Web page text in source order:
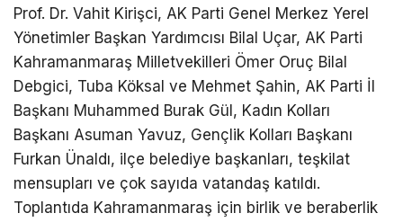
Prof. Dr. Vahit Kirişci, AK Parti Genel Merkez Yerel
Yönetimler Başkan Yardımcısı Bilal Uçar, AK Parti
Kahramanmaraş Milletvekilleri Ömer Oruç Bilal
Debgici, Tuba Köksal ve Mehmet Şahin, AK Parti İl
Başkanı Muhammed Burak Gül, Kadın Kolları
Başkanı Asuman Yavuz, Gençlik Kolları Başkanı
Furkan Ünaldı, ilçe belediye başkanları, teşkilat
mensupları ve çok sayıda vatandaş katıldı.
Toplantıda Kahramanmaraş için birlik ve beraberlik